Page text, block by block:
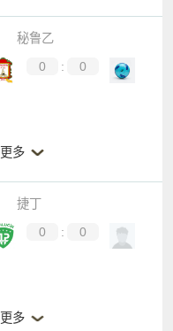
秘鲁乙
0 :
0
更多
捷丁
0 :
0
更多